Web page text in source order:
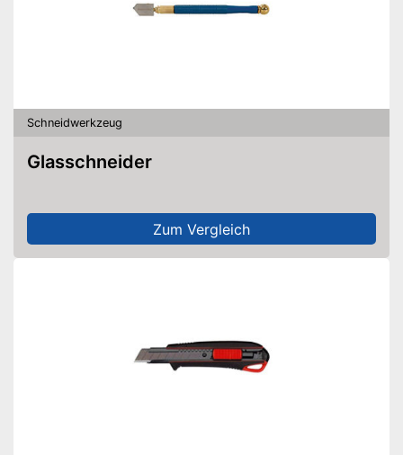
Schneidwerkzeug
Glasschneider
Zum Vergleich